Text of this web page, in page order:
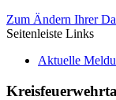
Zum Ändern Ihrer
Seitenleiste Links
Aktuelle